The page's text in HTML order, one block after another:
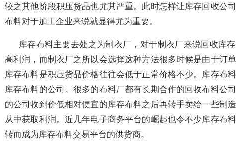
较之其他阶段积压货品也尤其严重。此时怎样让库存回收公
布料对于加工企业来说就显得尤为重要。
库存布料主要去处之为制衣厂，对于制衣厂来说回收库
高利润，而制衣厂之所以会选择这种方法很多时候是由于订
库存布料是积压货品价格往往会低于正常价格不少。库存布
库存布料的公司。很多的布料厂都有长期合作的回收布料公
的公司收到价低相对便宜的库存布料之后再转手卖给一些制
从中获取利润。近几年电子商务平台的崛起也令不少库存布
转而成为库存布料交易平台的供货商。